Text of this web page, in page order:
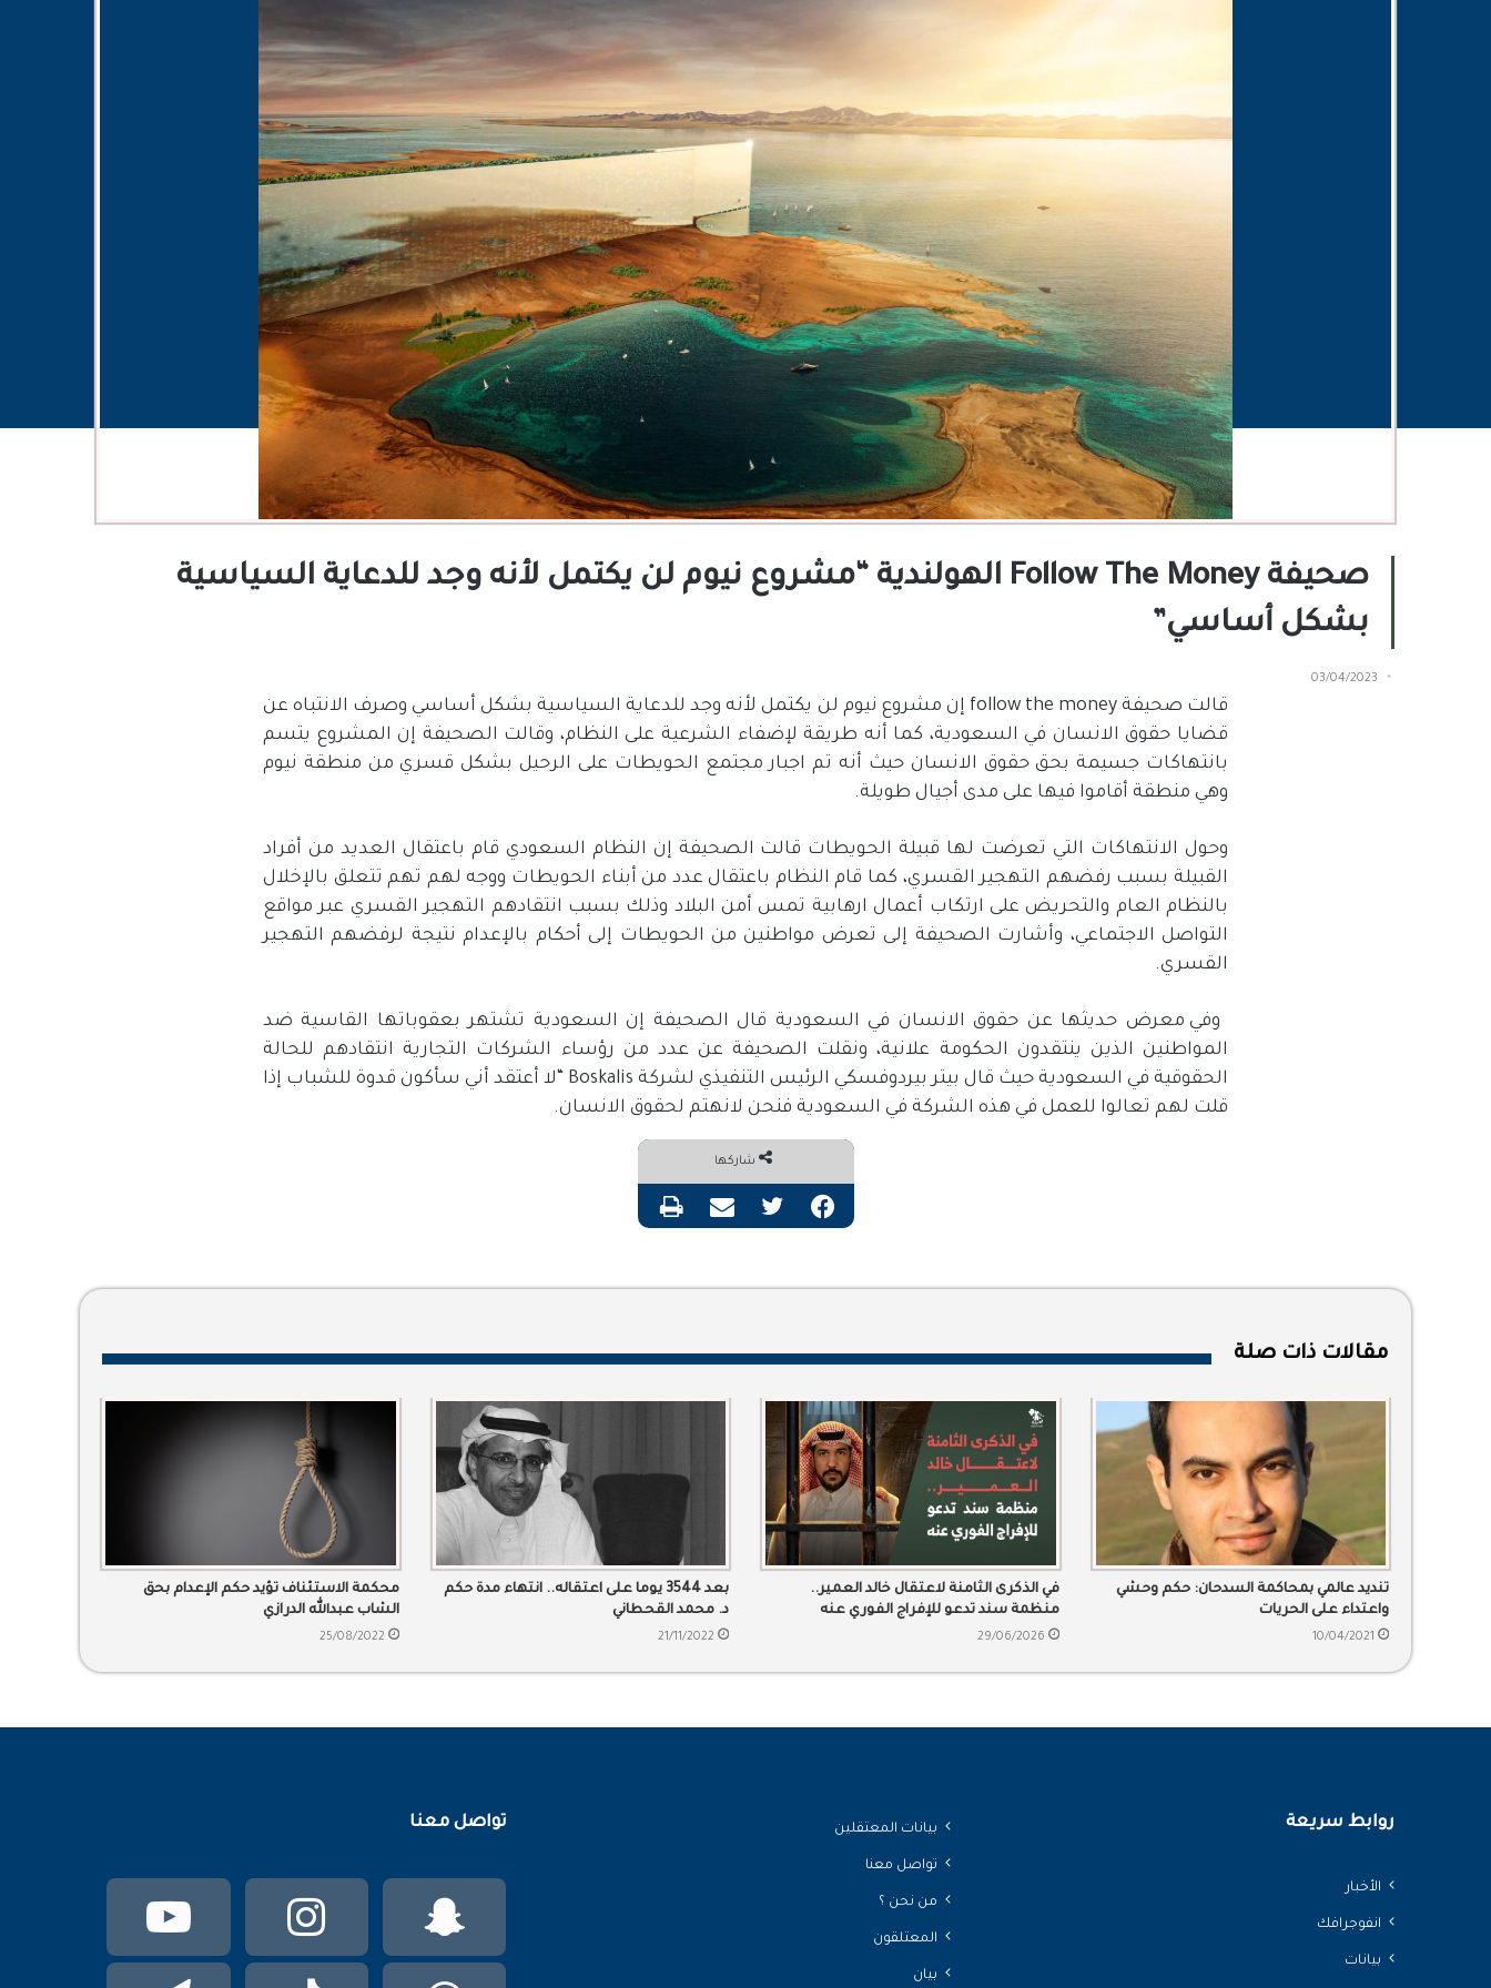
صحيفة Follow The Money الهولندية “مشروع نيوم لن يكتمل لأنه وجد للدعاية السياسية
بشكل أساسي”
03/04/2023
قالت صحيفة follow the money إن مشروع نيوم لن يكتمل لأنه وجد للدعاية السياسية بشكل أساسي وصرف الانتباه عن
قضايا حقوق الانسان في السعودية، كما أنه طريقة لإضفاء الشرعية على النظام، وقالت الصحيفة إن المشروع يتسم
بانتهاكات جسيمة بحق حقوق الانسان حيث أنه تم اجبار مجتمع الحويطات على الرحيل بشكل قسري من منطقة نيوم
وهي منطقة أقاموا فيها على مدى أجيال طويلة.
وحول الانتهاكات التي تعرضت لها قبيلة الحويطات قالت الصحيفة إن النظام السعودي قام باعتقال العديد من أفراد
القبيلة بسبب رفضهم التهجير القسري، كما قام النظام باعتقال عدد من أبناء الحويطات ووجه لهم تهم تتعلق بالإخلال
بالنظام العام والتحريض على ارتكاب أعمال ارهابية تمس أمن البلاد وذلك بسبب انتقادهم التهجير القسري عبر مواقع
التواصل الاجتماعي، وأشارت الصحيفة إلى تعرض مواطنين من الحويطات إلى أحكام بالإعدام نتيجة لرفضهم التهجير
القسري.
وفي معرض حديثها عن حقوق الانسان في السعودية قال الصحيفة إن السعودية تشتهر بعقوباتها القاسية ضد
المواطنين الذين ينتقدون الحكومة علانية، ونقلت الصحيفة عن عدد من رؤساء الشركات التجارية انتقادهم للحالة
الحقوقية في السعودية حيث قال بيتر بيردوفسكي الرئيس التنفيذي لشركة Boskalis “لا أعتقد أني سأكون قدوة للشباب إذا
قلت لهم تعالوا للعمل في هذه الشركة في السعودية فنحن لانهتم لحقوق الانسان.
شاركها
فيسبوك تويتر مشاركة عبر البريد طباعة
مقالات ذات صلة
تنديد عالمي بمحاكمة السدحان: حكم وحشي
واعتداء على الحريات
10/04/2021
في الذكرى الثامنة لاعتقال خالد العمير..
منظمة سند تدعو للإفراج الفوري عنه
29/06/2026
بعد 3544 يوما على اعتقاله.. انتهاء مدة حكم
د. محمد القحطاني
21/11/2022
محكمة الاستئناف تؤيد حكم الإعدام بحق
الشاب عبدالله الدرازي
25/08/2022
روابط سريعة
الأخبار
انفوجرافك
بيانات
بيانات المعتقلين
تواصل معنا
من نحن ؟
المعتلقون
بيان
تواصل معنا
يوتيوبانستقرام سناب